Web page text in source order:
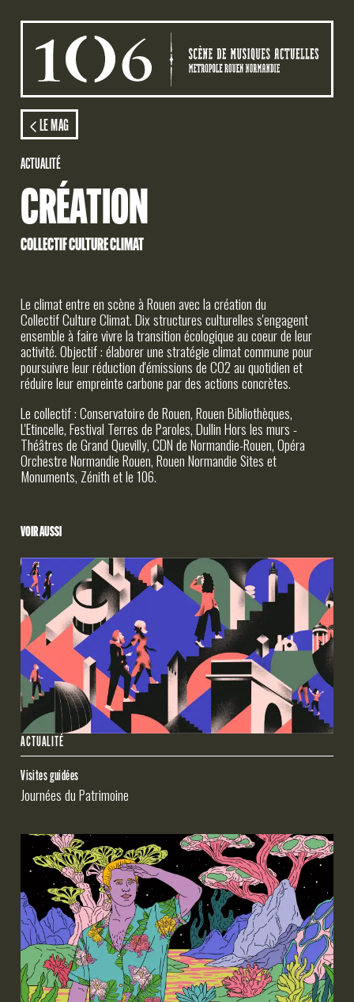
LE MAG
ACTUALITÉ
CRÉATION
COLLECTIF CULTURE CLIMAT
Le climat entre en scène à Rouen avec la création du
Collectif Culture Climat. Dix structures culturelles s'engagent
ensemble à faire vivre la transition écologique au coeur de leur
activité. Objectif : élaborer une stratégie climat commune pour
poursuivre leur réduction d'émissions de CO2 au quotidien et
réduire leur empreinte carbone par des actions concrètes.
Le collectif : Conservatoire de Rouen, Rouen Bibliothèques,
L'Etincelle, Festival Terres de Paroles,Dullin Hors les murs -
Théâtres de Grand Quevilly,CDNde Normandie-Rouen,Opéra
Orchestre Normandie Rouen,Rouen Normandie Sites et
Monuments, Zénith et le 106.
VOIR AUSSI
ACTUALITÉ
Visites guidées
Journées du Patrimoine
AGENDA
ACTION CULTURELLE
STUDIOS
LE 106
INFOS PRATIQUES